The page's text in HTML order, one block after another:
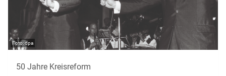
dpa
50 Jahre Kreisreform